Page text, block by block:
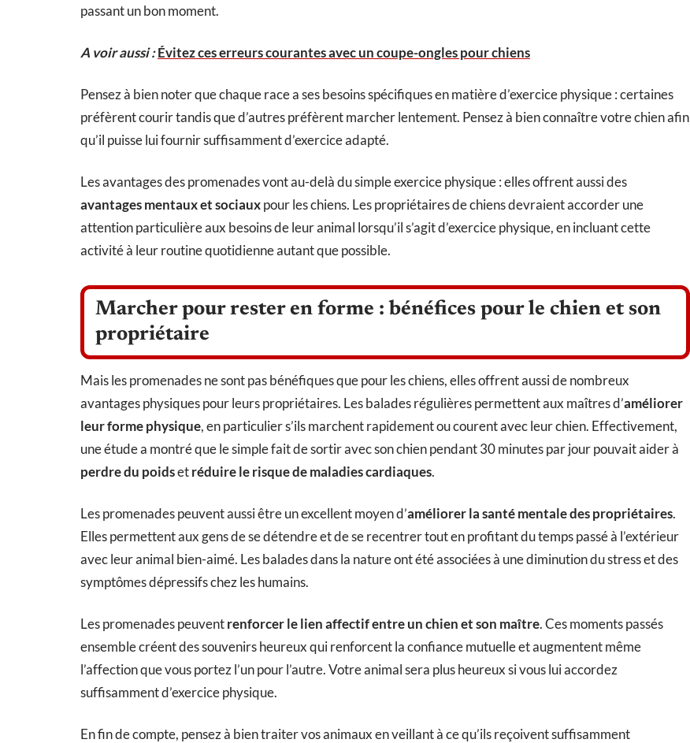
passant un bon moment.
A voir aussi :Évitez ces erreurs courantes avec un coupe-ongles pour chiens
Pensez à bien noter que chaque race a ses besoins spécifiques en matière d’exercice physique : certaines
préfèrent courir tandis que d’autres préfèrent marcher lentement. Pensez à bien connaître votre chien afin
qu’il puisse lui fournir suffisamment d’exercice adapté.
Les avantages des promenades vont au-delà du simple exercice physique : elles offrent aussi des
avantages mentaux et sociauxpour les chiens. Les propriétaires de chiens devraient accorder une
attention particulière aux besoins de leur animal lorsqu’il s’agit d’exercice physique, en incluant cette
activité à leur routine quotidienne autant que possible.
Marcher pour rester en forme : bénéfices pour le chien et son
propriétaire
Mais les promenades ne sont pas bénéfiques que pour les chiens, elles offrent aussi de nombreux
avantages physiques pour leurs propriétaires. Les balades régulières permettent aux maîtres d’améliorer
leur forme physique, en particulier s’ils marchent rapidement ou courent avec leur chien. Effectivement,
une étude a montré que le simple fait de sortir avec son chien pendant 30 minutes par jour pouvait aider à
perdre du poidsetréduire le risque de maladies cardiaques.
Les promenades peuvent aussi être un excellent moyen d’améliorer la santé mentale des propriétaires.
Elles permettent aux gens de se détendre et de se recentrer tout en profitant du temps passé à l’extérieur
avec leur animal bien-aimé. Les balades dans la nature ont été associées à une diminution du stress et des
symptômes dépressifs chez les humains.
Les promenades peuventrenforcer le lien affectif entre un chien et son maître. Ces moments passés
ensemble créent des souvenirs heureux qui renforcent la confiance mutuelle et augmentent même
l’affection que vous portez l’un pour l’autre. Votre animal sera plus heureux si vous lui accordez
suffisamment d’exercice physique.
En fin de compte, pensez à bien traiter vos animaux en veillant à ce qu’ils reçoivent suffisamment